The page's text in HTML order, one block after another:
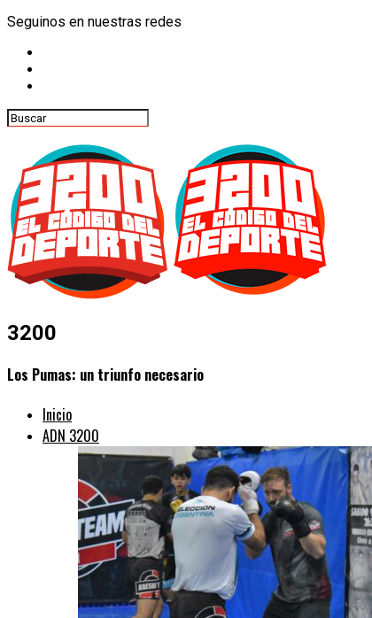
Seguinos en nuestras redes
3200
Los Pumas: un triunfo necesario
Inicio
ADN 3200